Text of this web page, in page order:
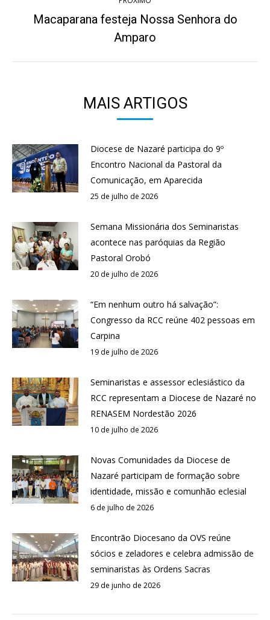
Próximo
post:
Macaparana festeja Nossa Senhora do
Amparo
MAIS ARTIGOS
Diocese de Nazaré participa do 9º
Encontro Nacional da Pastoral da
Comunicação, em Aparecida
25 de julho de 2026
Semana Missionária dos Seminaristas
acontece nas paróquias da Região
Pastoral Orobó
20 de julho de 2026
“Em nenhum outro há salvação”:
Congresso da RCC reúne 402 pessoas em
Carpina
19 de julho de 2026
Seminaristas e assessor eclesiástico da
RCC representam a Diocese de Nazaré no
RENASEM Nordestão 2026
10 de julho de 2026
Novas Comunidades da Diocese de
Nazaré participam de formação sobre
identidade, missão e comunhão eclesial
6 de julho de 2026
Encontrão Diocesano da OVS reúne
sócios e zeladores e celebra admissão de
seminaristas às Ordens Sacras
29 de junho de 2026